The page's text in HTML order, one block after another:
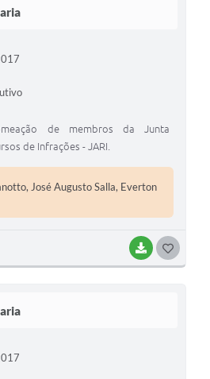
BAIXAR
de membros da Junta
de Infrações - JARI.
José Augusto Salla, Everton